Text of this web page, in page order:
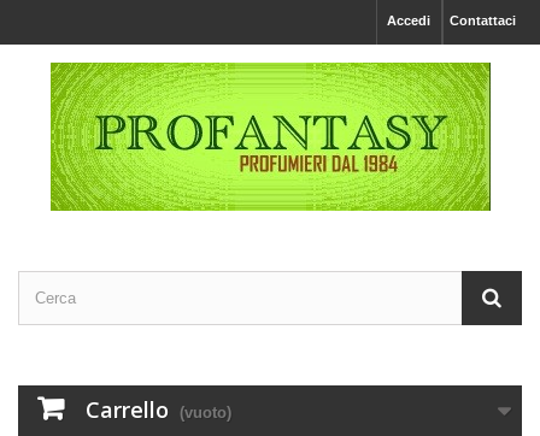
Contattaci
Accedi
Carrello (vuoto)